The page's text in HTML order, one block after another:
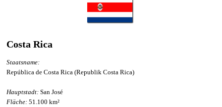
Costa Rica
Staatsname:
República de Costa Rica (Republik Costa Rica)
Hauptstadt: San José
Fläche: 51.100 km²